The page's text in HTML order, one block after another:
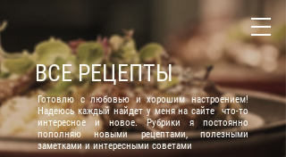
ВСЕ РЕЦЕПТЫ
Готовлю с любовью и хорошим настроением!
Надеюсь каждый найдет у меня на сайте что-то
интересное и новое. Рубрики я постоянно
пополняю новыми рецептами, полезными
заметками и интересными советами